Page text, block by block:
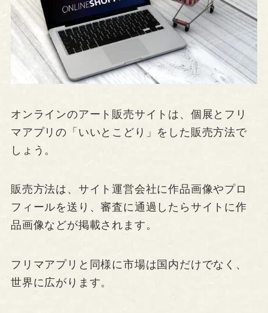
オンラインのアート販売サイトは、個展とフリ
マアプリの「いいとこどり」をした販売方法で
しょう。
販売方法は、サイト運営会社に作品画像やプロ
フィールを送り、審査に通過したらサイトに作
品画像などが掲載されます。
フリマアプリと同様に市場は国内だけでなく、
世界に広がります。